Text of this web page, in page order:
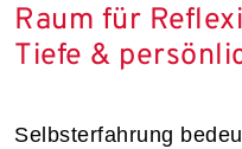
Raum für
Tiefe &
Selbsterfahrung